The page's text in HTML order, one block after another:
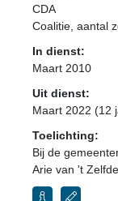
CDA
Coalitie , aantal
In dienst:
Maart 2010
Uit dienst:
Maart 2022 (12
Toelichting:
Bij de
Arie van 't